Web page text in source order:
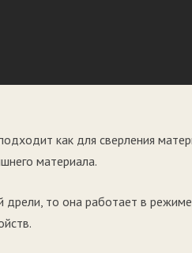
как для сверления
материала.
дрели, то она работает в